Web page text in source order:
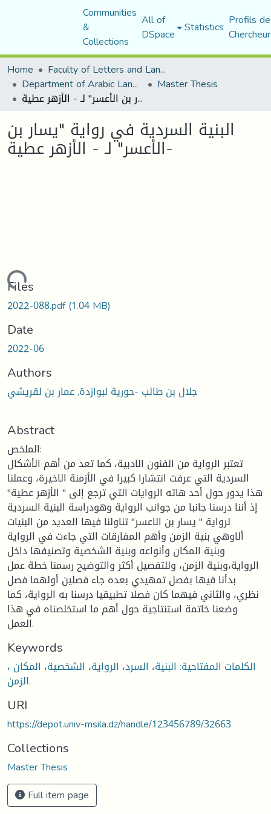
Communities
&
Collections
All of
DSpace Statistics Profils
Home
Faculty of Letters and Languages
Department of Arabic Language and Literature Master Thesis
البنية السردية في رواية "يسار بن الأعسر" لـ - الأزهر عطية-
البنية السردية في رواية "يسار بن
الأعسر" لـ - الأزهر عطية-
Files
2022-088.pdf(1.04 MB)
Date
2022-06
Authors
جلال بن طالب -حورية لبوازدة, عمار بن لقريشي
Abstract
الملخص:
تعتبر الرواية من الفنون الادبية، كما تعد من أهم الأشكال
السردية التي عرفت انتشارا كبيرا في الأزمنة الاخيرة، وعملنا
هذا يدور حول أحد هاته الروايات التي ترجع إلى " الأزهر عطية"
إذ أننا درسنا جانبا من جوانب الرواية وهودراسة البنية السردية
لرواية " يسار بن الاعسر" تناولنا فيها العديد من البنيات
ألاوهي بنية الزمن وأهم المفارقات التي جاءت في الرواية
وبنية المكان وأنواعه وبنية الشخصية وتصنيفها داخل
الرواية،وبنية الزمن، وللتفصيل أكثر والتوضيح رسمنا خطة عمل
بدأنا فيها بفصل تمهيدي بعده جاء فصلين أولهما فصل
نظري، والثاني فيهما كان فصلا تطبيقيا درسنا به الرواية، كما
وضعنا خاتمة استنتاجية حول أهم ما استخلصناه في هذا
العمل.
Keywords
الكلمات المفتاحية: البنية، السرد، الرواية، الشخصية، المكان ،
الزمن.
URI
https://depot.univ-msila.dz/handle/123456789/32663
Collections
Master Thesis
Full item page